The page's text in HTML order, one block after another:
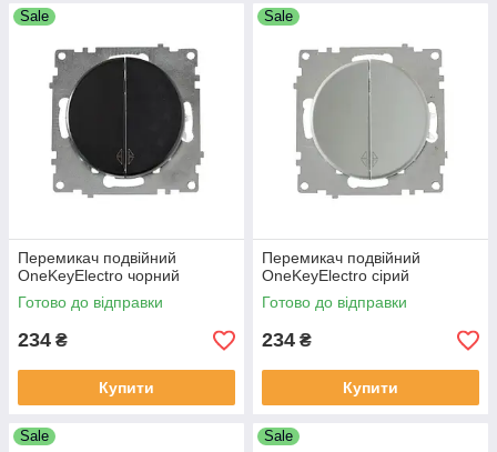
Sale
Перемикач подвійний
OneKeyElectro чорний
Готово до відправки
234 ₴
Купити
Sale
Перемикач подвійний
OneKeyElectro сірий
Готово до відправки
234 ₴
Купити
Sale Sale